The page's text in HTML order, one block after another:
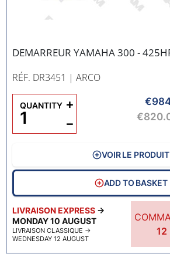
DEMARREUR YAMAHA 300 -
RÉF. DR3451 | ARCO
LIVRAISON EXPRESS →
MONDAY 10 AUGUST
LIVRAISON CLASSIQUE →
WEDNESDAY 12 AUGUST
12
QUANTITY
−
+
VOIR LE PRODUIT
ADD TO BASKET